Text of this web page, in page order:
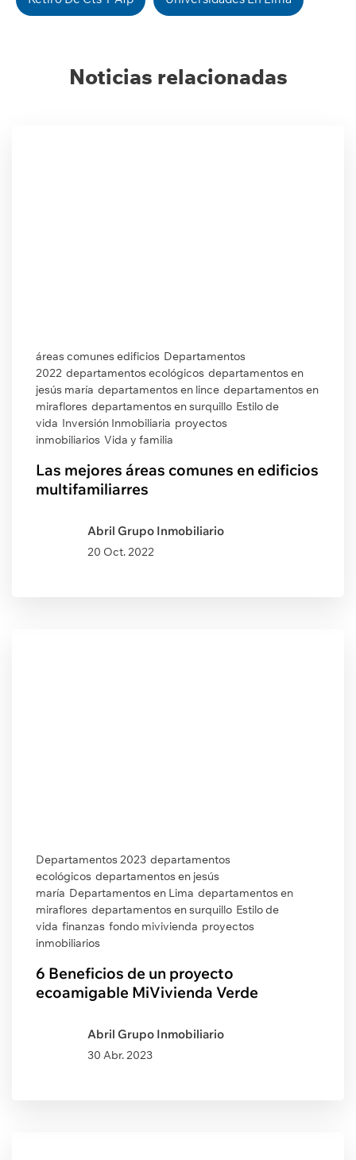
Noticias relacionadas
áreas comunes edificios Departamentos
2022 departamentos ecológicos departamentos en
jesús maría departamentos en lince departamentos en
miraflores departamentos en surquillo Estilo de
vida Inversión Inmobiliaria proyectos
inmobiliarios Vida y familia
Las mejores áreas comunes en edificios
multifamiliarres
Abril Grupo Inmobiliario
20 Oct. 2022
Departamentos 2023 departamentos
ecológicos departamentos en jesús
maría Departamentos en Lima departamentos en
miraflores departamentos en surquillo Estilo de
vida finanzas fondo mivivienda proyectos
inmobiliarios
6 Beneficios de un proyecto
ecoamigable MiVivienda Verde
Abril Grupo Inmobiliario
30 Abr. 2023